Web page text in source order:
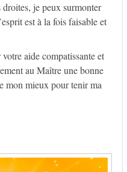
je peux surmonter
est à la fois faisable et
aide compatissante et
au Maître une bonne
mon mieux pour tenir ma